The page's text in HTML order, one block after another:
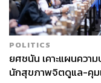
POLITICS
ยศชนัน เคาะแผนควา
นักสุขภาพจิตดูแล-คุ